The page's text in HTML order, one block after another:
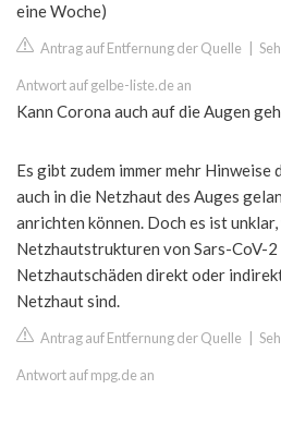
eine Woche)
Antrag auf Entfernung der Quelle
Antwort auf gelbe-liste.de an
Kann Corona auch auf die Augen
Es gibt zudem immer mehr Hinweise
auch in die Netzhaut des Auges
anrichten können. Doch es ist
Netzhautstrukturen von Sars-CoV-
Netzhautschäden direkt oder
Netzhaut sind.
Antrag auf Entfernung der Quelle
Antwort auf mpg.de an